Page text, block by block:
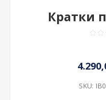
Кратки
SKU: